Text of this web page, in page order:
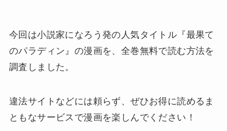
今回は小説家になろう発の人気タイトル『最果て
のパラディン』の漫画を、全巻無料で読む方法を
調査しました。
違法サイトなどには頼らず、ぜひお得に読めるま
ともなサービスで漫画を楽しんでください！